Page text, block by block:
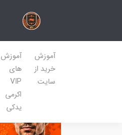
آموزش
خرید از
سایت
آموزش
های
VIP
اکرمی
یدکی